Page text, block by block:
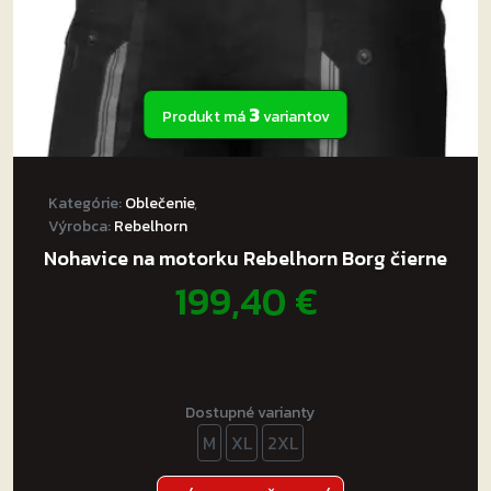
Produkt má3variantov
Kategórie:Oblečenie,
Výrobca:Rebelhorn
Nohavice na motorku Rebelhorn Borg čierne
199,40€
Dostupné varianty
M XL 2XL